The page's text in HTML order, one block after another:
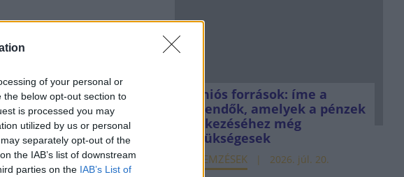
of your personal or
below opt-out section to
is processed you may
utilized by us or personal
separately opt-out of the
the IAB’s list of downstream
parties on the IAB’s List of
Uniós források: íme a
teendők, amelyek a pénzek
érkezéséhez még
szükségesek
ELEMZÉSEK 2026. júl. 20.